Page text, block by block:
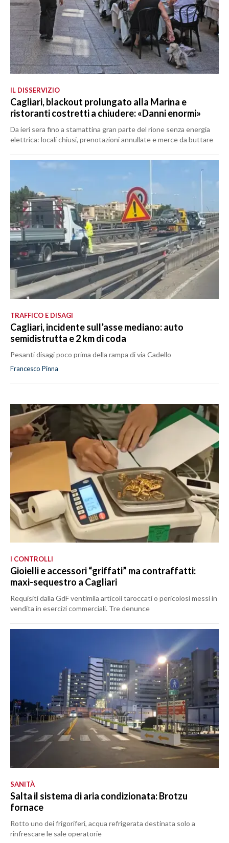
IL DISSERVIZIO
Cagliari, blackout prolungato alla Marina e
ristoranti costretti a chiudere: «Danni enormi»
Da ieri sera fino a stamattina gran parte del rione senza energia
elettrica: locali chiusi, prenotazioni annullate e merce da buttare
TRAFFICO E DISAGI
Cagliari, incidente sull’asse mediano: auto
semidistrutta e 2 km di coda
Pesanti disagi poco prima della rampa di via Cadello
Francesco Pinna
I CONTROLLI
Gioielli e accessori “griffati” ma contraffatti:
maxi-sequestro a Cagliari
Requisiti dalla GdF ventimila articoli taroccati o pericolosi messi in
vendita in esercizi commerciali. Tre denunce
SANITÀ
Salta il sistema di aria condizionata: Brotzu
fornace
Rotto uno dei frigoriferi, acqua refrigerata destinata solo a
rinfrescare le sale operatorie